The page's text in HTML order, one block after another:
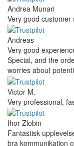
Andrea Munari
Very good customer
Andreas
Very good
Special, and the
worries about
Victor M.
Very professional,
Ihor Zlobin
Fantastisk
bra kommunikation